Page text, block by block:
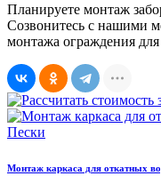
Планируете монтаж
Созвонитесь с нашими
монтажа ограждения
Монтаж каркаса для откатных